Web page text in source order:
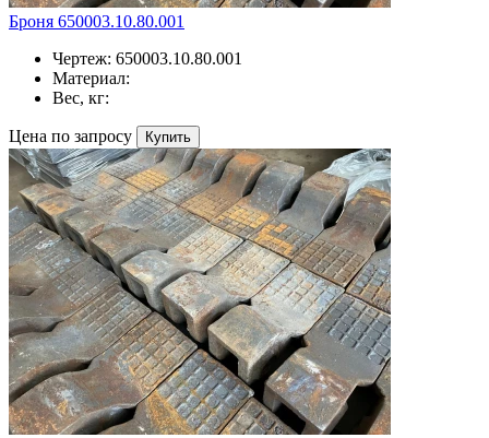
Броня 650003.10.80.001
Чертеж: 650003.10.80.001
Материал:
Вес, кг:
Цена по запросу Купить